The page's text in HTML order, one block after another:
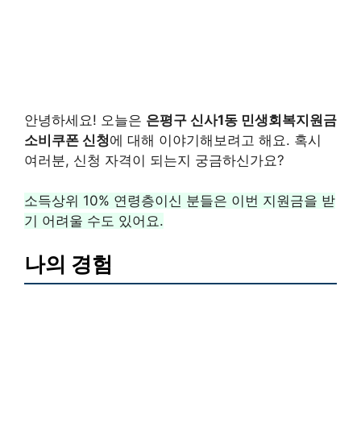
안녕하세요! 오늘은 은평구 신사1동 민생회복지원금
소비쿠폰 신청에 대해 이야기해보려고 해요. 혹시
여러분, 신청 자격이 되는지 궁금하신가요?
소득상위 10% 연령층이신 분들은 이번 지원금을 받
기 어려울 수도 있어요.
나의 경험